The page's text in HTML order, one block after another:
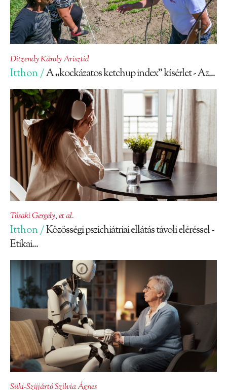
Ditzendy Károly Arisztid
Itthon /A „kockázatos ketchup index” kísérlet - Az...
Tósaki Gergely,et al.
Itthon /Közösségi pszichiátriai ellátás távoli eléréssel -
Etikai...
Süki-Szijjártó Szilvia Ágnes